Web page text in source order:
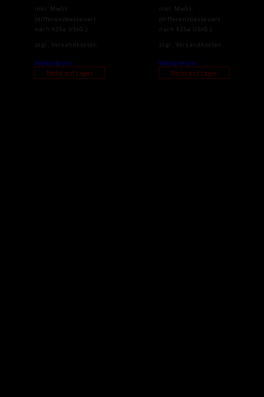
inkl. MwSt.
(differenzbesteuert
nach §25a UStG.)
zzgl. Versandkosten
Weiterlesen
Nicht auf Lager
inkl. MwSt.
(differenzbesteuert
nach §25a UStG.)
zzgl. Versandkosten
Weiterlesen
Nicht auf Lager